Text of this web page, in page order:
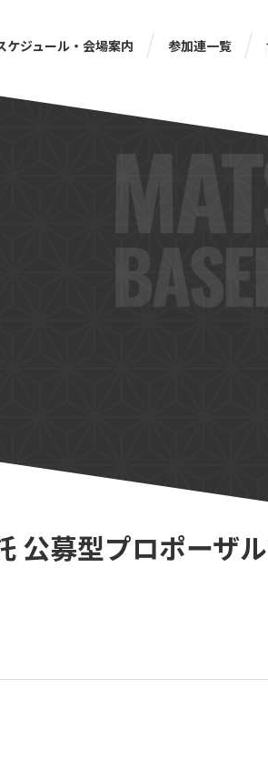
ケジュール・会場案内 参加連一覧
公募型プロポーザ